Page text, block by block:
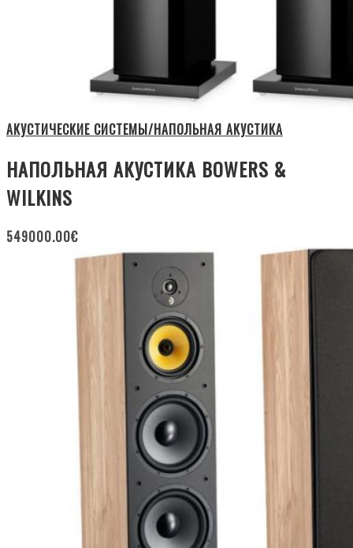
АКУСТИЧЕСКИЕ СИСТЕМЫ/НАПОЛЬНАЯ АКУСТИКА
НАПОЛЬНАЯ АКУСТИКА BOWERS &
WILKINS
549000.00€